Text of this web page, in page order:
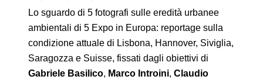
Lo sguardo di 5 fotografi sulle eredità urbanee
ambientali di 5 Expo in Europa: reportage sulla
condizione attuale di Lisbona, Hannover, Siviglia,
Saragozza e Suisse, fissati dagli obiettivi di
Gabriele Basilico, Marco Introini, Claudio